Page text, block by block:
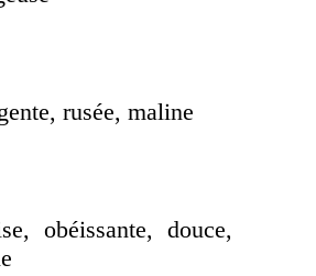
rusée, maline
obéissante, douce,